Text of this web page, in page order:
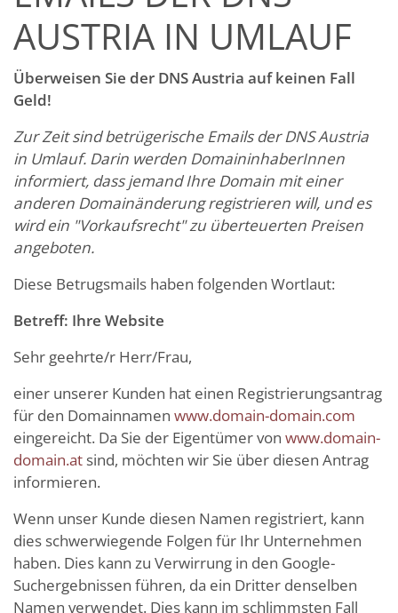
AUSTRIA IN UMLAUF
Überweisen Sie der DNS Austria auf keinen Fall
Geld!
Zur Zeit sind betrügerische Emails der DNS Austria
in Umlauf. Darin werden DomaininhaberInnen
informiert, dass jemand Ihre Domain mit einer
anderen Domainänderung registrieren will, und es
wird ein "Vorkaufsrecht" zu überteuerten Preisen
angeboten.
Diese Betrugsmails haben folgenden Wortlaut:
Betreff: Ihre Website
Sehr geehrte/r Herr/Frau,
einer unserer Kunden hat einen Registrierungsantrag
für den Domainnamen www.domain-domain.com
eingereicht. Da Sie der Eigentümer von www.domain-
domain.at sind, möchten wir Sie über diesen Antrag
informieren.
Wenn unser Kunde diesen Namen registriert, kann
dies schwerwiegende Folgen für Ihr Unternehmen
haben. Dies kann zu Verwirrung in den Google-
Suchergebnissen führen, da ein Dritter denselben
Namen verwendet. Dies kann im schlimmsten Fall